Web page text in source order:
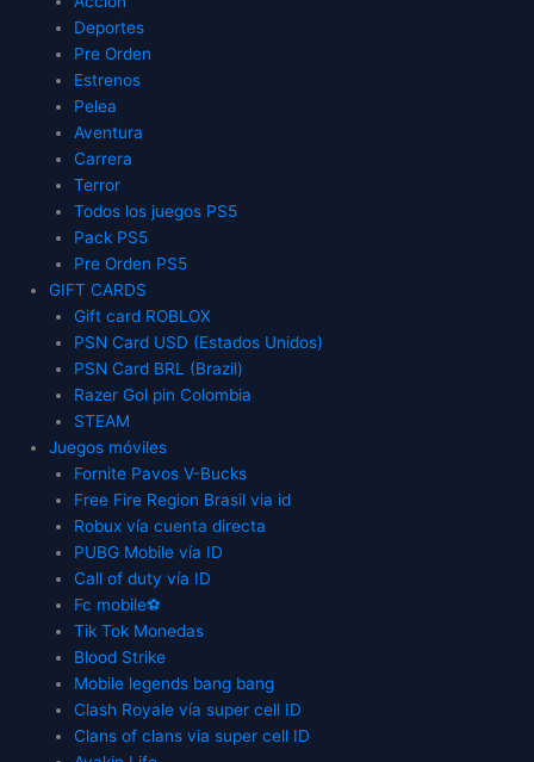
Deportes
Pre Orden
Estrenos
Pelea
Aventura
Carrera
Terror
Todos los juegos PS5
Pack PS5
Pre Orden PS5
GIFT CARDS
Gift card ROBLOX
PSN Card USD (Estados Unidos)
PSN Card BRL (Brazil)
Razer Gol pin Colombia
STEAM
Juegos móviles
Fornite Pavos V-Bucks
Free Fire Region Brasil via id
Robux vía cuenta directa
PUBG Mobile vía ID
Call of duty vía ID
Fc mobile⚽
Tik Tok Monedas
Blood Strike
Mobile legends bang bang
Clash Royale vía super cell ID
Clans of clans via super cell ID